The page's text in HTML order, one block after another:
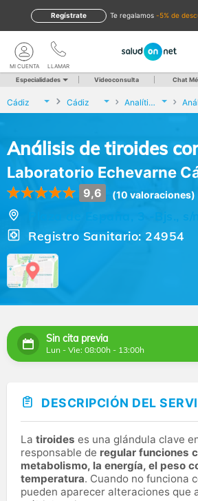
te regalamos -5% de
Regístrate
LLAMAR
MI CUENTA
Especialidades Videoconsulta Chat
Cádiz Cádiz Analíticas y Genética
Análisis de tiroides
Laboratorio Echevarne
9,6 (10 valoraciones)
Plaza de España, 3 -Bjs., s/
Registro Sanitario: 24954
Sin cita previa
Lun - Vie: 08:00h - 13:00h
DESCRIPCIÓN DEL
La tiroides es una glándula clave
responsable de regular funciones
metabolismo, la energía, el peso
temperatura. Cuando no funciona
pueden aparecer alteraciones que